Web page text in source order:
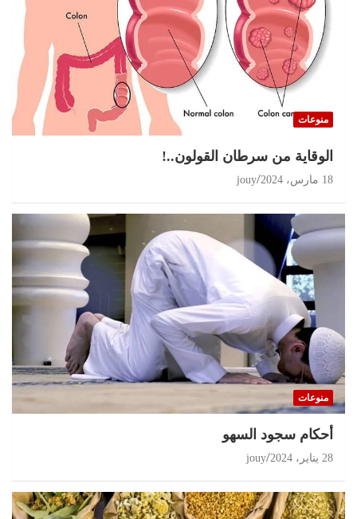
منوعات
الوقاية من سرطان القولون..!
18 مارس، 2024 jouy
منوعات
أحكام سجود السهو
28 يناير، 2024 jouy